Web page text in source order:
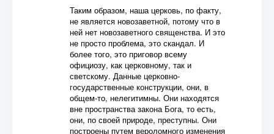
Таким образом, наша церковь, по факту,
не является новозаветной, потому что в
ней нет новозаветного священства. И это
не просто проблема, это скандал. И
более того, это приговор всему
официозу, как церковному, так и
светскому. Данные церковно-
государственные конструкции, они, в
общем-то, нелегитимны. Они находятся
вне пространства закона Бога, то есть,
они, по своей природе, преступны. Они
построены путем вероломного изменения